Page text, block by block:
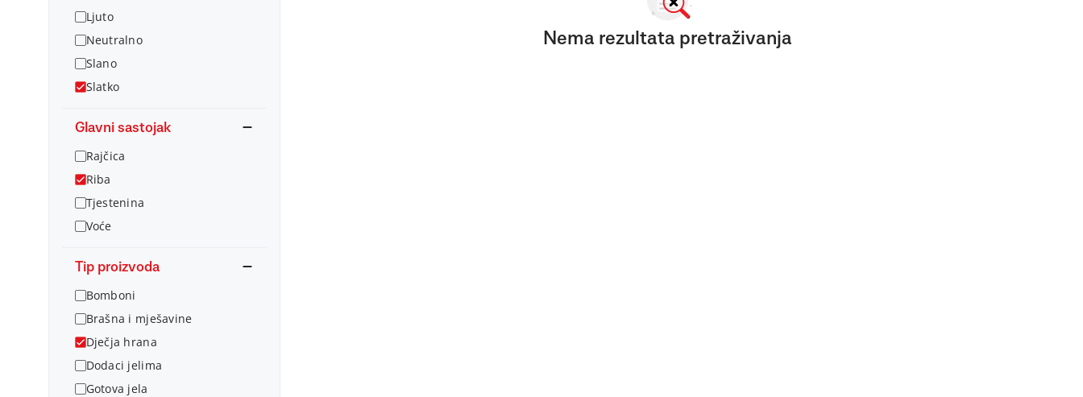
Ljuto
Neutralno
Slano
Slatko
Glavni sastojak
Rajčica
Riba
Tjestenina
Voće
Tip proizvoda
Bomboni
Brašna i mješavine
Dječja hrana
Dodaci jelima
Gotova jela
Nema rezultata pretraživanja